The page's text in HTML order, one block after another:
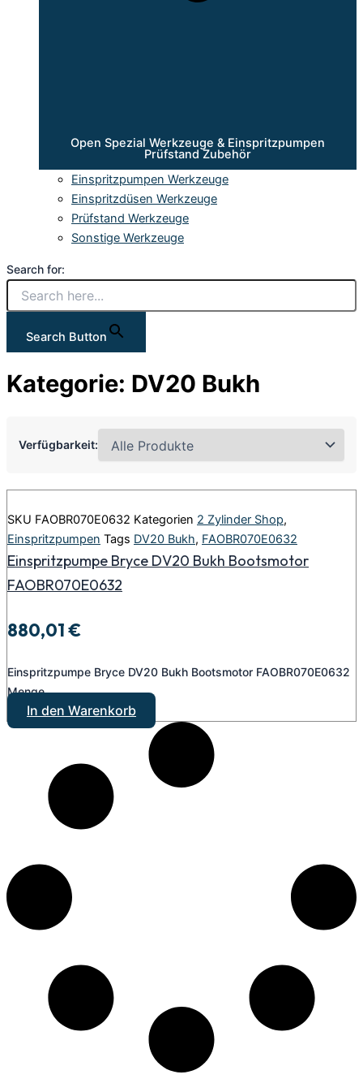
Open Spezial Werkzeuge & Einspritzpumpen
Prüfstand Zubehör
Einspritzpumpen Werkzeuge
Einspritzdüsen Werkzeuge
Prüfstand Werkzeuge
Sonstige Werkzeuge
Search for:
Search Button
Kategorie: DV20 Bukh
Verfügbarkeit:
SKU FAOBR070E0632 Kategorien 2 Zylinder Shop,
Einspritzpumpen Tags DV20 Bukh, FAOBR070E0632
Einspritzpumpe Bryce DV20 Bukh Bootsmotor
FAOBR070E0632
880,01€
Einspritzpumpe Bryce DV20 Bukh Bootsmotor FAOBR070E0632
Menge
In den Warenkorb